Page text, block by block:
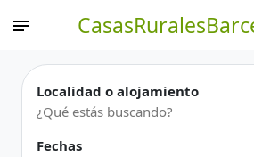
Localidad o alojamiento
Fechas